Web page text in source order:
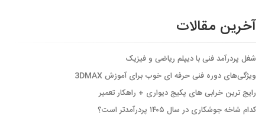
آخرین مقالات
شغل پردرآمد فنی با دیپلم ریاضی و فیزیک
ویژگی‌های دوره فنی حرفه ای خوب برای آموزش 3DMAX
رایج ترین خرابی های پکیج دیواری + راهکار تعمیر
کدام شاخه جوشکاری در سال ۱۴۰۵ پردرآمدتر است؟